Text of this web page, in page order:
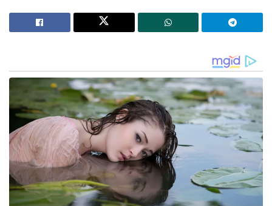
ചിത്രം ഏപ്രിൽ 25 ന് റിലീസ് ചെയ്യാനായിരുന്നു ആദ്യം
തീരുമാനിച്ചിരുന്നത്, എന്നാൽ നിർമ്മാതാക്കൾ
മാറ്റിവയ്ക്കുകയായിരുന്നു.ചിത്രത്തിൻറെ റിലീസ്
തീയ്യതി ഇതുവരെ പ്രഖ്യാപിച്ചിട്ടില്ല. ചിത്രത്തിൽ വിഷ്ണു
മഞ്ചുവാണ് കണ്ണപ്പയായി അഭിനയിക്കുന്നത്. പ്രീതി
മുകുന്ദൻ മോഹൻലാൽ, അക്ഷയ് കുമാർ, പ്രഭാസ്,
കാജൽ അഗർവാൾ എന്നിവരും ചിത്രത്തിൽ
പ്രധാനവേഷത്തിലെത്തുന്നു. ചിത്രത്തിലെ ഒരു
ഗാനത്തിന് നൃത്തസംവിധാനം ചെയ്യുന്നത്
പ്രഭുദേവയാണ്.
Tags:
prabhudeva kannappa